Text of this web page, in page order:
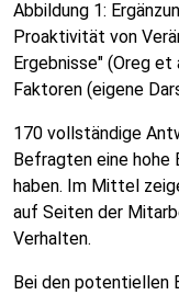
Abbildung 1:
Proaktivität von
Ergebnisse" (Oreg
Faktoren (eigene
170 vollständige
Befragten eine
haben. Im Mittel
auf Seiten der
Verhalten.
Bei den potentiellen